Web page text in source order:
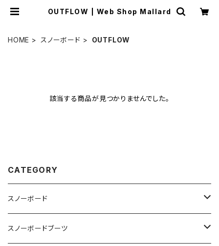
OUTFLOW | Web Shop Mallard
HOME スノーボード OUTFLOW
該当する商品が見つかりませんでした。
CATEGORY
スノーボード
OGASAKA
スノーボードブーツ